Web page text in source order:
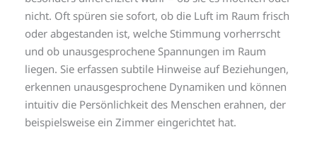
nicht. Oft spüren sie sofort, ob die Luft im Raum frisch
oder abgestanden ist, welche Stimmung vorherrscht
und ob unausgesprochene Spannungen im Raum
liegen. Sie erfassen subtile Hinweise auf Beziehungen,
erkennen unausgesprochene Dynamiken und können
intuitiv die Persönlichkeit des Menschen erahnen, der
beispielsweise ein Zimmer eingerichtet hat.